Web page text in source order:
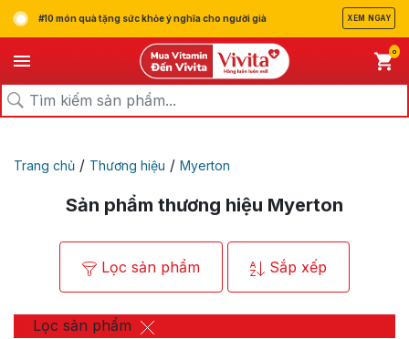
#10 món quà tặng sức khỏe ý nghĩa cho người già XEM NGAY
0
Trang chủ / Thương hiệu / Myerton
Sản phẩm thương hiệu Myerton
Lọc sản phẩm Sắp xếp
Lọc sản phẩm